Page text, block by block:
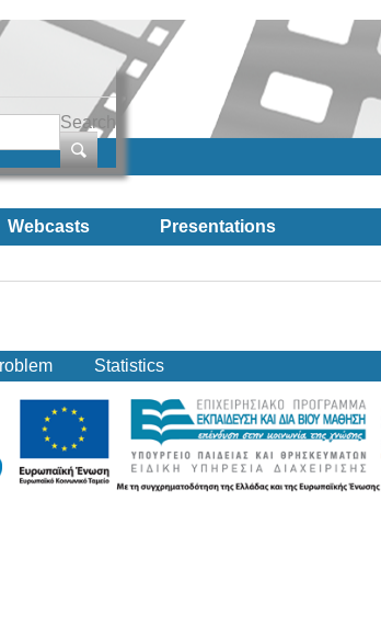
Search
Webcasts Presentations
Statistics